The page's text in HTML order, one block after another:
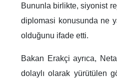
Bununla birlikte, siyonist
diplomasi konusunda ne
olduğunu ifade etti.
Bakan Erakçi ayrıca,
dolaylı olarak yürütülen